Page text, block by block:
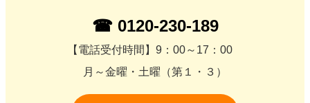
☎ 0120-230-189
【電話受付時間】9：00～17：00
月～金曜・土曜（第１・３）